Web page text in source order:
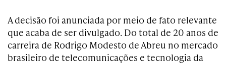
A decisão foi anunciada por meio de fato relevante
que acaba de ser divulgado. Do total de 20 anos de
carreira de Rodrigo Modesto de Abreu no mercado
brasileiro de telecomunicações e tecnologia da